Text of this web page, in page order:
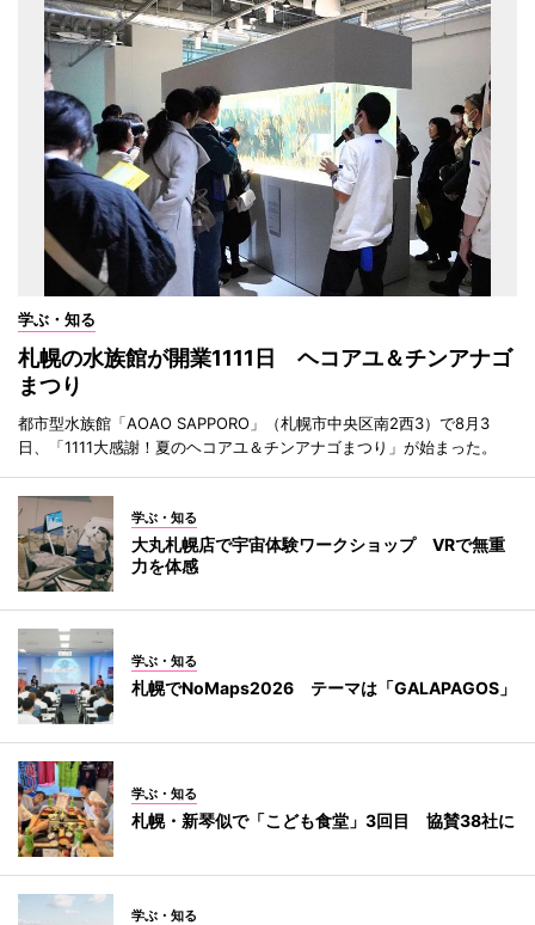
学ぶ・知る
札幌の水族館が開業1111日 ヘコアユ＆チンアナゴ
まつり
都市型水族館「AOAO SAPPORO」（札幌市中央区南2西3）で8月3
日、「1111大感謝！夏のヘコアユ＆チンアナゴまつり」が始まった。
学ぶ・知る
大丸札幌店で宇宙体験ワークショップ VRで無重
力を体感
学ぶ・知る
札幌でNoMaps2026 テーマは「GALAPAGOS」
学ぶ・知る
札幌・新琴似で「こども食堂」3回目 協賛38社に
学ぶ・知る